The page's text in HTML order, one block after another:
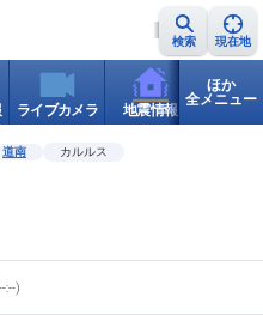
検索 現在地
ライブカメラ 地震情報 世界天
ほか
全メニュー
道南 カルルス
:--)